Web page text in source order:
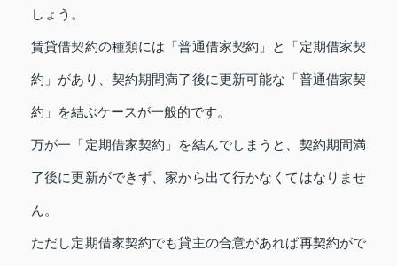
しょう。
賃貸借契約の種類には「普通借家契約」と「定期借家契
約」があり、契約期間満了後に更新可能な「普通借家契
約」を結ぶケースが一般的です。
万が一「定期借家契約」を結んでしまうと、契約期間満
了後に更新ができず、家から出て行かなくてはなりませ
ん。
ただし定期借家契約でも貸主の合意があれば再契約がで